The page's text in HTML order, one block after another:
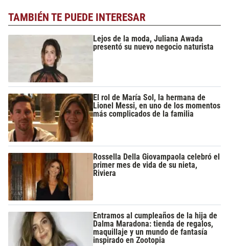
TAMBIÉN TE PUEDE INTERESAR
Lejos de la moda, Juliana Awada
presentó su nuevo negocio naturista
El rol de María Sol, la hermana de
Lionel Messi, en uno de los momentos
más complicados de la familia
Rossella Della Giovampaola celebró el
primer mes de vida de su nieta,
Riviera
Entramos al cumpleaños de la hija de
Dalma Maradona: tienda de regalos,
maquillaje y un mundo de fantasía
inspirado en Zootopia